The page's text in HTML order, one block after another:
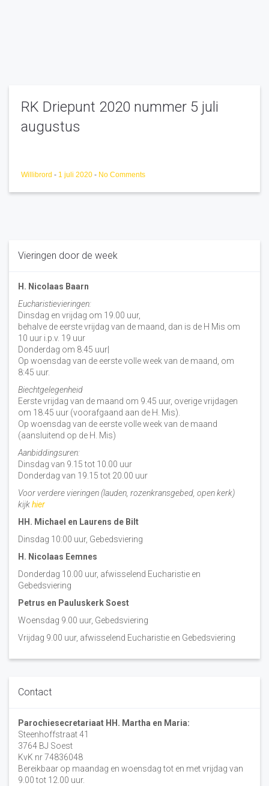
RK Driepunt 2020 nummer 5 juli
augustus
Willibrord - 1 juli 2020 - No Comments
Vieringen door de week
H. Nicolaas Baarn
Eucharistievieringen:
Dinsdag en vrijdag om 19.00 uur,
behalve de eerste vrijdag van de maand, dan is de H Mis om
10 uur i.p.v. 19 uur
Donderdag om 8.45 uur|
Op woensdag van de eerste volle week van de maand, om
8:45 uur.
Biechtgelegenheid
Eerste vrijdag van de maand om 9.45 uur, overige vrijdagen
om 18.45 uur (voorafgaand aan de H. Mis).
Op woensdag van de eerste volle week van de maand
(aansluitend op de H. Mis)
Aanbiddingsuren:
Dinsdag van 9.15 tot 10.00 uur
Donderdag van 19.15 tot 20.00 uur
Voor verdere vieringen (lauden, rozenkransgebed, open kerk)
kijkhier
HH. Michael en Laurens de Bilt
Dinsdag 10:00 uur, Gebedsviering
H. Nicolaas Eemnes
Donderdag 10.00 uur, afwisselend Eucharistie en
Gebedsviering
Petrus en Pauluskerk Soest
Woensdag 9.00 uur, Gebedsviering
Vrijdag 9.00 uur, afwisselend Eucharistie en Gebedsviering
Contact
Parochiesecretariaat HH. Martha en Maria:
Steenhoffstraat 41
3764 BJ Soest
KvK nr 74836048
Bereikbaar op maandag en woensdag tot en met vrijdag van
9.00 tot 12.00 uur.